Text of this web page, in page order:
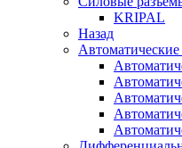
KRIPAL
Назад